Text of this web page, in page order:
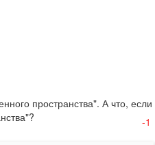
пространства". А что, если
-1